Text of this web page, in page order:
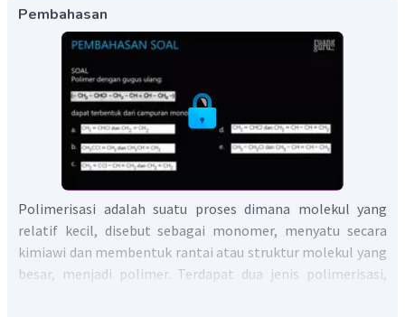
Pembahasan
Polimerisasi adalah suatu proses dimana molekul yang
relatif kecil, disebut sebagai monomer, menyatu secara
kimiawi dan membentuk rantai atau struktur molekul yang
besar, menjadi polimer. Terdapat dua jenis polimerisasi,